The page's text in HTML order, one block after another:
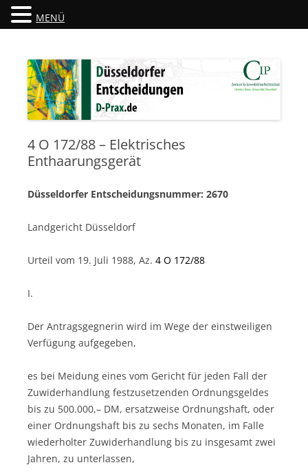
Düsseldorfer Entscheidungen
4 O 172/88 – Elektrisches
Enthaarungsgerät
Düsseldorfer Entscheidungsnummer: 2670
Landgericht Düsseldorf
Urteil vom 19. Juli 1988, Az. 4 O 172/88
I.
Der Antragsgegnerin wird im Wege der einstweiligen
Verfügung aufgegeben,
es bei Meidung eines vom Gericht für jeden Fall der
Zuwiderhandlung festzusetzenden Ordnungsgeldes
bis zu 500.000,– DM, ersatzweise Ordnungshaft, oder
einer Ordnungshaft bis zu sechs Monaten, im Falle
wiederholter Zuwiderhandlung bis zu insgesamt zwei
Jahren, zu unterlassen,
MENÜ